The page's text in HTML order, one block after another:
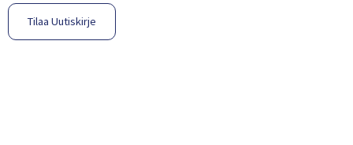
Tilaa Uutiskirje​